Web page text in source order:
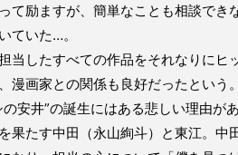
て励ますが、簡単なことも相談でき
ていた…。
当したすべての作品をそれなりにヒ
漫画家との関係も良好だったという
安井”の誕生にはある悲しい理由が
果たす中田（永山絢斗）と東江。中